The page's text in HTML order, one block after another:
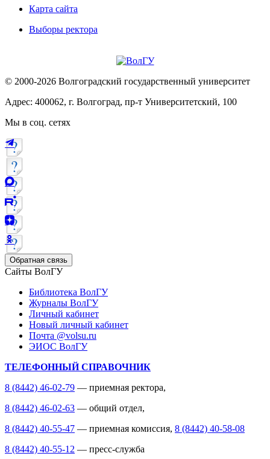
Карта сайта
Выборы ректора
© 2000-2026 Волгоградский государственный университет
Адрес: 400062, г. Волгоград, пр-т Университетский, 100
Мы в соц. сетях
Обратная связь
Сайты ВолГУ
Библиотека ВолГУ
Журналы ВолГУ
Личный кабинет
Новый личный кабинет
Почта @volsu.ru
ЭИОС ВолГУ
ТЕЛЕФОННЫЙ СПРАВОЧНИК
8 (8442) 46-02-79 — приемная ректора,
8 (8442) 46-02-63 — общий отдел,
8 (8442) 40-55-47 — приемная комиссия, 8 (8442) 40-58-08
8 (8442) 40-55-12 — пресс-служба